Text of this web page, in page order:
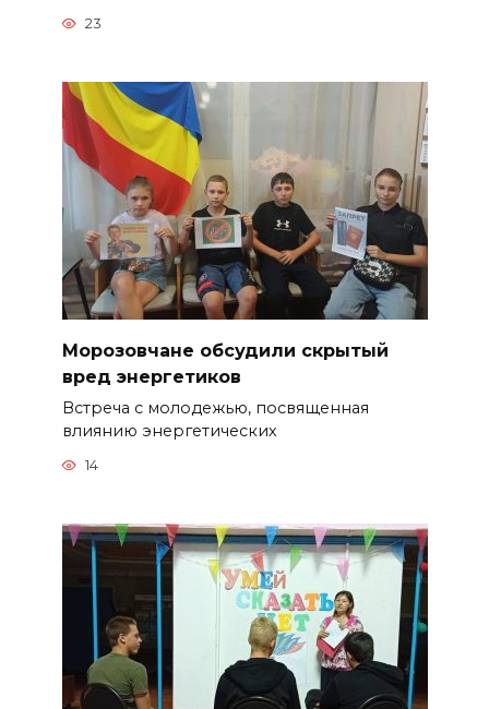
23
Морозовчане обсудили скрытый
вред энергетиков
Встреча с молодежью, посвященная
влиянию энергетических
14